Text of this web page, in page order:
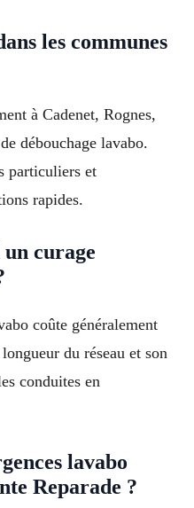
les communes
à Cadenet, Rognes,
débouchage lavabo.
particuliers et
rapides.
curage
coûte généralement
du réseau et son
conduites en
lavabo
Reparade ?